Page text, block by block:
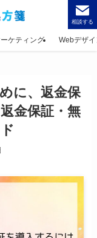
相談する
ケティング Webデザ
に、返金保
金保証・無